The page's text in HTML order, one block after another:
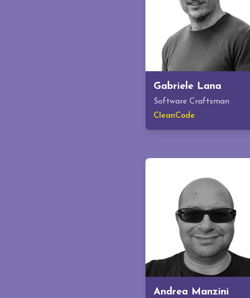
Gabriele Lana
Software Craftsman
CleanCode
Andrea Manzini